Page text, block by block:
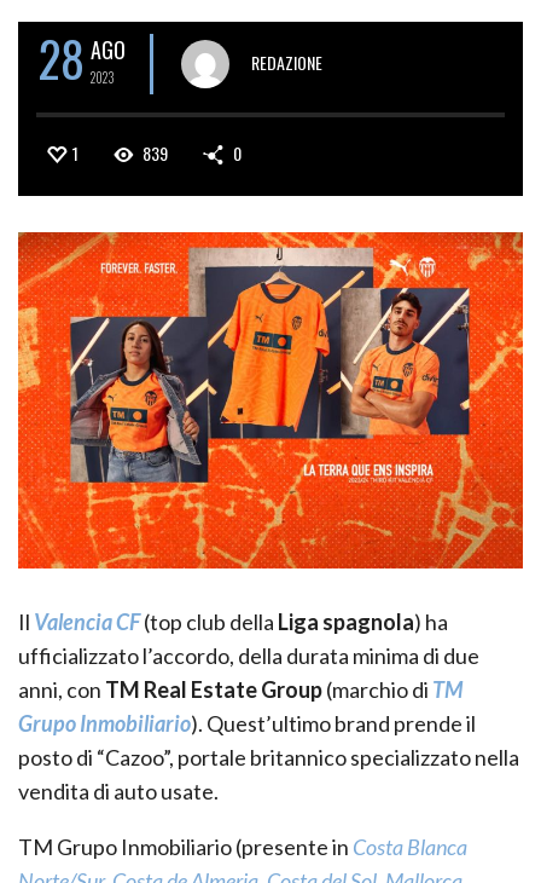
28 AGO
2023
REDAZIONE
1 839 0
Il Valencia CF(top club della Liga spagnola) ha
ufficializzato l’accordo, della durata minima di due
anni, con TM Real Estate Group(marchio di TM
Grupo Inmobiliario). Quest’ultimo brand prende il
posto di “Cazoo”, portale britannico specializzato nella
vendita di auto usate.
TM Grupo Inmobiliario (presente in Costa Blanca